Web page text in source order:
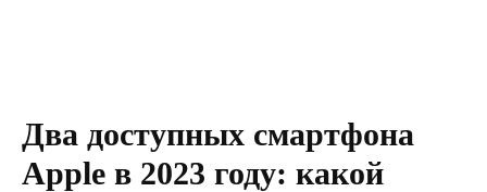
Два доступных смартфона
Apple в 2023 году: какой